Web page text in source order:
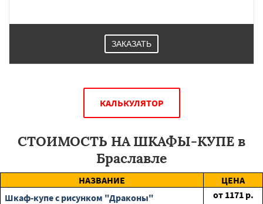
ЗАКАЗАТЬ
КАЛЬКУЛЯТОР
СТОИМОСТЬ НА ШКАФЫ-КУПЕ в
Браславле
НАЗВАНИЕ
ЦЕНА
Шкаф-купе с рисунком "Драконы"
от 1171 р.